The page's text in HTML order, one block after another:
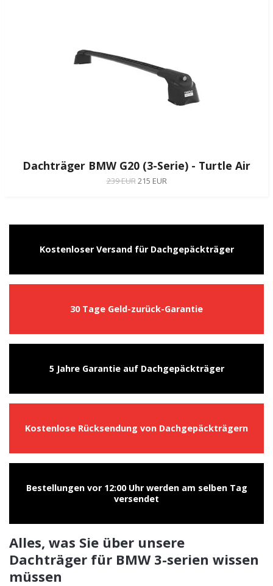
Dachträger BMW G20 (3-Serie) - Turtle Air
239 EUR215 EUR
Kostenloser Versand für Dachgepäckträger
30 Tage Geld-zurück-Garantie
5 Jahre Garantie auf Dachgepäckträger
Kostenlose Rücksendung von Dachgepäckträgern
Bestellungen vor 12:00 Uhr werden am selben Tag
versendet
Alles, was Sie über unsere
Dachträger für BMW 3-serien wissen
müssen